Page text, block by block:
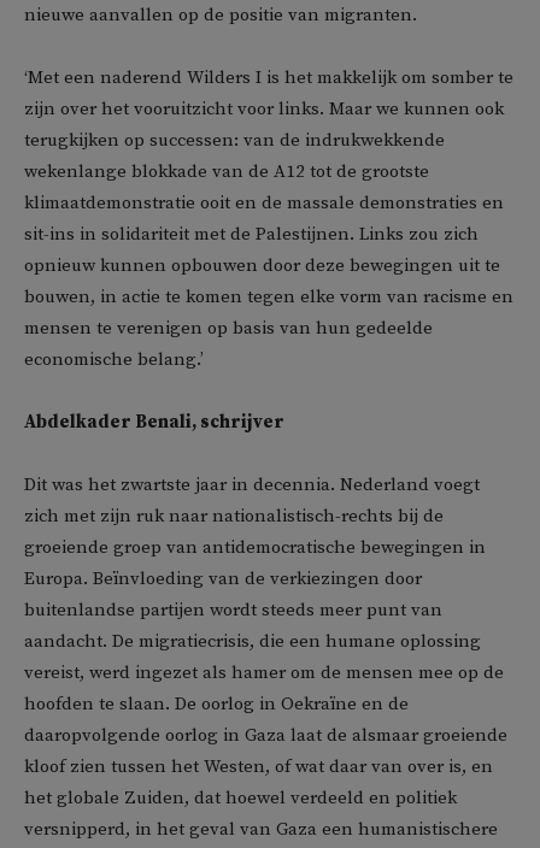
nieuwe aanvallen op de positie van migranten.
‘Met een naderend Wilders I is het makkelijk om somber te
zijn over het vooruitzicht voor links. Maar we kunnen ook
terugkijken op successen: van de indrukwekkende
wekenlange blokkade van de A12 tot de grootste
klimaatdemonstratie ooit en de massale demonstraties en
sit-ins in solidariteit met de Palestijnen. Links zou zich
opnieuw kunnen opbouwen door deze bewegingen uit te
bouwen, in actie te komen tegen elke vorm van racisme en
mensen te verenigen op basis van hun gedeelde
economische belang.’
Abdelkader Benali, schrijver
Dit was het zwartste jaar in decennia. Nederland voegt
zich met zijn ruk naar nationalistisch-rechts bij de
groeiende groep van antidemocratische bewegingen in
Europa. Beïnvloeding van de verkiezingen door
buitenlandse partijen wordt steeds meer punt van
aandacht. De migratiecrisis, die een humane oplossing
vereist, werd ingezet als hamer om de mensen mee op de
hoofden te slaan. De oorlog in Oekraïne en de
daaropvolgende oorlog in Gaza laat de alsmaar groeiende
kloof zien tussen het Westen, of wat daar van over is, en
het globale Zuiden, dat hoewel verdeeld en politiek
versnipperd, in het geval van Gaza een humanistischere